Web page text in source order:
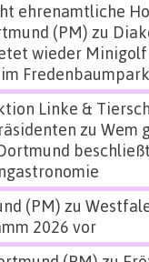
ehrenamtliche
(PM) zu
wieder Minigolf
Linke &
zu Wem
(PM) zu
2026 vor